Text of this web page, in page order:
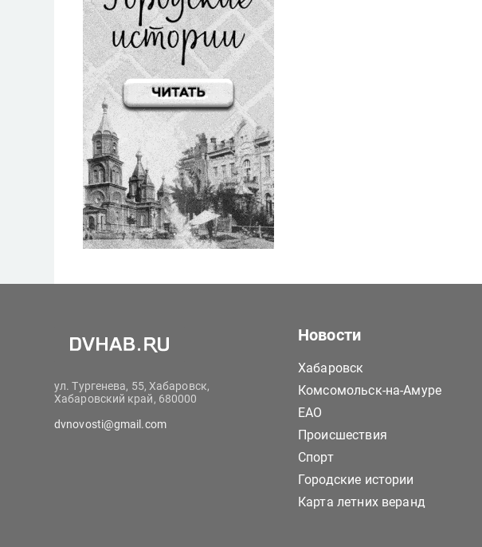
ул. Тургенева, 55, Хабаровск,
Хабаровский край, 680000
dvnovosti@gmail.com
Новости
Хабаровск
Комсомольск-на-Амуре
ЕАО
Происшествия
Спорт
Городские истории
Карта летних веранд